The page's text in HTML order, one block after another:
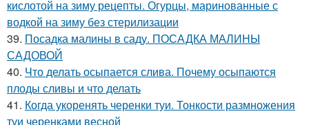
кислотой на зиму рецепты. Огурцы, маринованные с
водкой на зиму без стерилизации
39. Посадка малины в саду. ПОСАДКА МАЛИНЫ
САДОВОЙ
40. Что делать осыпается слива. Почему осыпаются
плоды сливы и что делать
41. Когда укоренять черенки туи. Тонкости размножения
туи черенками весной